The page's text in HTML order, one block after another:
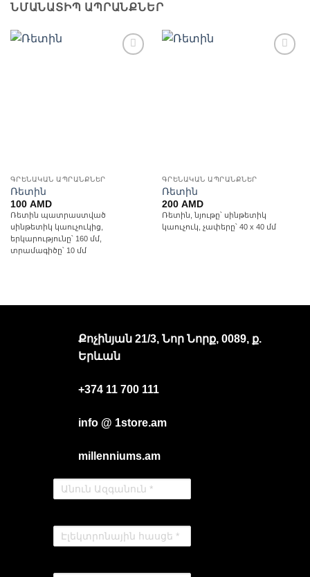
ՆՄԱՆԱՏԻՊ ԱՊՐԱՆՔՆԵՐ
ԳՐԵՆԱԿԱՆ ԱՊՐԱՆՔՆԵՐ
Ռետին
100 AMD
Ռետին պատրաստված
սինթետիկ կաուչուկից,
երկարությունը՝ 160 մմ,
տրամագիծը՝ 10 մմ
ԳՐԵՆԱԿԱՆ ԱՊՐԱՆՔՆԵՐ
Ռետին
200 AMD
Ռետին, նյութը՝ սինթետիկ
կաուչուկ, չափերը՝ 40 x 40 մմ
Քոչինյան 21/3, Նոր Նորք, 0089, ք.
Երևան
+374 11 700 111
info @ 1store.am
millenniums.am